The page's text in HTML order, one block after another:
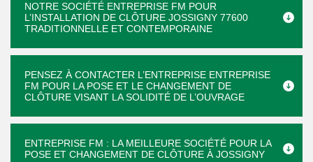
NOTRE SOCIÉTÉ ENTREPRISE FM POUR
L’INSTALLATION DE CLÔTURE JOSSIGNY 77600
TRADITIONNELLE ET CONTEMPORAINE
PENSEZ À CONTACTER L’ENTREPRISE ENTREPRISE
FM POUR LA POSE ET LE CHANGEMENT DE
CLÔTURE VISANT LA SOLIDITÉ DE L’OUVRAGE
ENTREPRISE FM : LA MEILLEURE SOCIÉTÉ POUR LA
POSE ET CHANGEMENT DE CLÔTURE À JOSSIGNY